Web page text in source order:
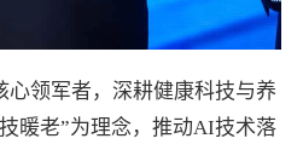
心领军者，深耕健康科技与养
暖老”为理念，推动AI技术落